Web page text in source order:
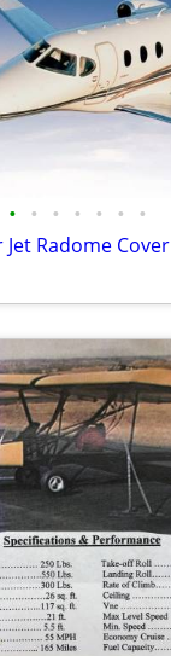
• • • • • • •
Radome Cover